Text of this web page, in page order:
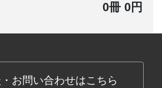
0冊 0円
お問い合わせはこちら